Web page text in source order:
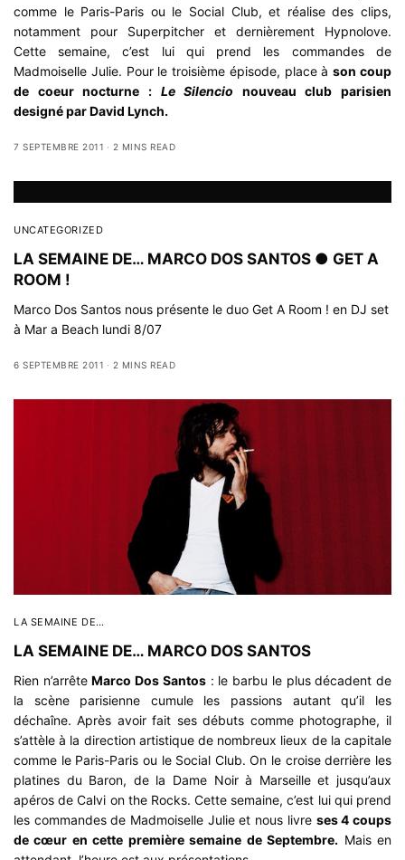
comme le Paris-Paris ou le Social Club, et réalise des clips,
notamment pour Superpitcher et dernièrement Hypnolove.
Cette semaine, c’est lui qui prend les commandes de
Madmoiselle Julie. Pour le troisième épisode, place àson coup
de coeur nocturne : Le Silencio nouveau club parisien
designé par David Lynch.
7 SEPTEMBRE 2011 2 MINS READ
UNCATEGORIZED
LA SEMAINE DE… MARCO DOS SANTOS ● GET A
ROOM !
Marco Dos Santos nous présente le duo Get A Room ! en DJ set
à Mar a Beach lundi 8/07
6 SEPTEMBRE 2011 2 MINS READ
LA SEMAINE DE…
LA SEMAINE DE… MARCO DOS SANTOS
Rien n’arrêteMarco Dos Santos: le barbu le plus décadent de
la scène parisienne cumule les passions autant qu’il les
déchaîne. Après avoir fait ses débuts comme photographe, il
s’attèle à la direction artistique de nombreux lieux de la capitale
comme le Paris-Paris ou le Social Club. On le croise derrière les
platines du Baron, de la Dame Noir à Marseille et jusqu’aux
apéros de Calvi on the Rocks. Cette semaine, c’est lui qui prend
les commandes de Madmoiselle Julie et nous livre ses 4 coups
de cœur en cette première semaine de Septembre. Mais en